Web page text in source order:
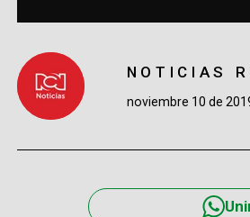
NOTICIAS
noviembre 10 de